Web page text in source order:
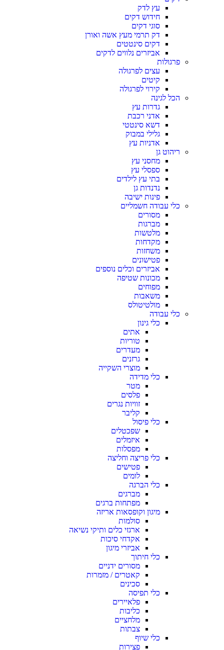
עץ לדק
חידוש דקים
סוגי דקים
דק תרמי מעץ אשה ואורן
דקים סינטטים
אביזרים נלווים לדקים
פרגולות
עצים לפרגולה
קיטים
קירוי לפרגולה
הכל לגינה
גדרות עץ
אדני רכבת
דשא סינטטי
גלילי במבוק
אדניות עץ
ריהוט גן
מחסני עץ
ספסלי עץ
בתי עץ לילדים
נדנדות גן
פינות ישיבה
כלי עבודה חשמליים
מסורים
מברגות
מלטשות
מקדחות
משחזות
פטישונים
אביזרים וכלים נוספים
מכונות שטיפה
מפוחים
משאבות
מולטיטולס
כלי עבודה
כלי גינון
אתים
טוריות
מעדרים
גרזנים
מוצרי השקייה
כלי מדידה
מטר
פלסים
זוויות נגרים
קליבר
כלי פיסול
שפכטלים
איזמלים
מפסלות
כלי פריצה וחליצה
פטישים
לומים
כלי הברגה
מברגים
מפתחות ברגים
מיגון וקופסאות אריזה
סולמות
ארגזי כלים ותיקי נשיאה
אקדחי סיכות
אביזרי מיגון
כלי חיתוך
מסורים ידניים
קאטרים / מזמרות
סכינים
כלי תפיסה
פלאיירים
כליבות
מלחציים
צבתות
כלי שיוף
פצירות